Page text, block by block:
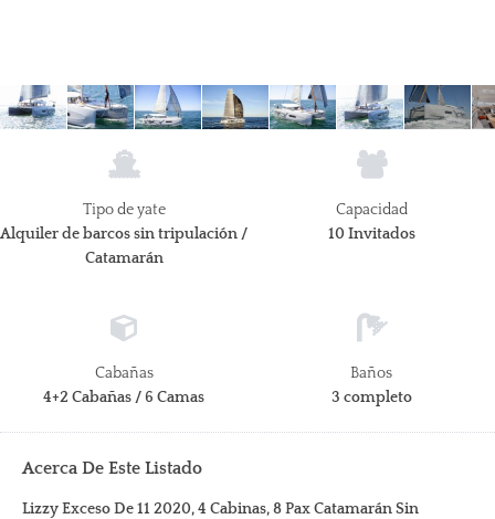
Tipo de yate
Alquiler de barcos sin tripulación /
Catamarán
Capacidad
10 Invitados
Cabañas
4+2 Cabañas / 6 Camas
Baños
3 completo
Acerca De Este Listado
Lizzy Exceso De 11 2020, 4 Cabinas, 8 Pax Catamarán Sin